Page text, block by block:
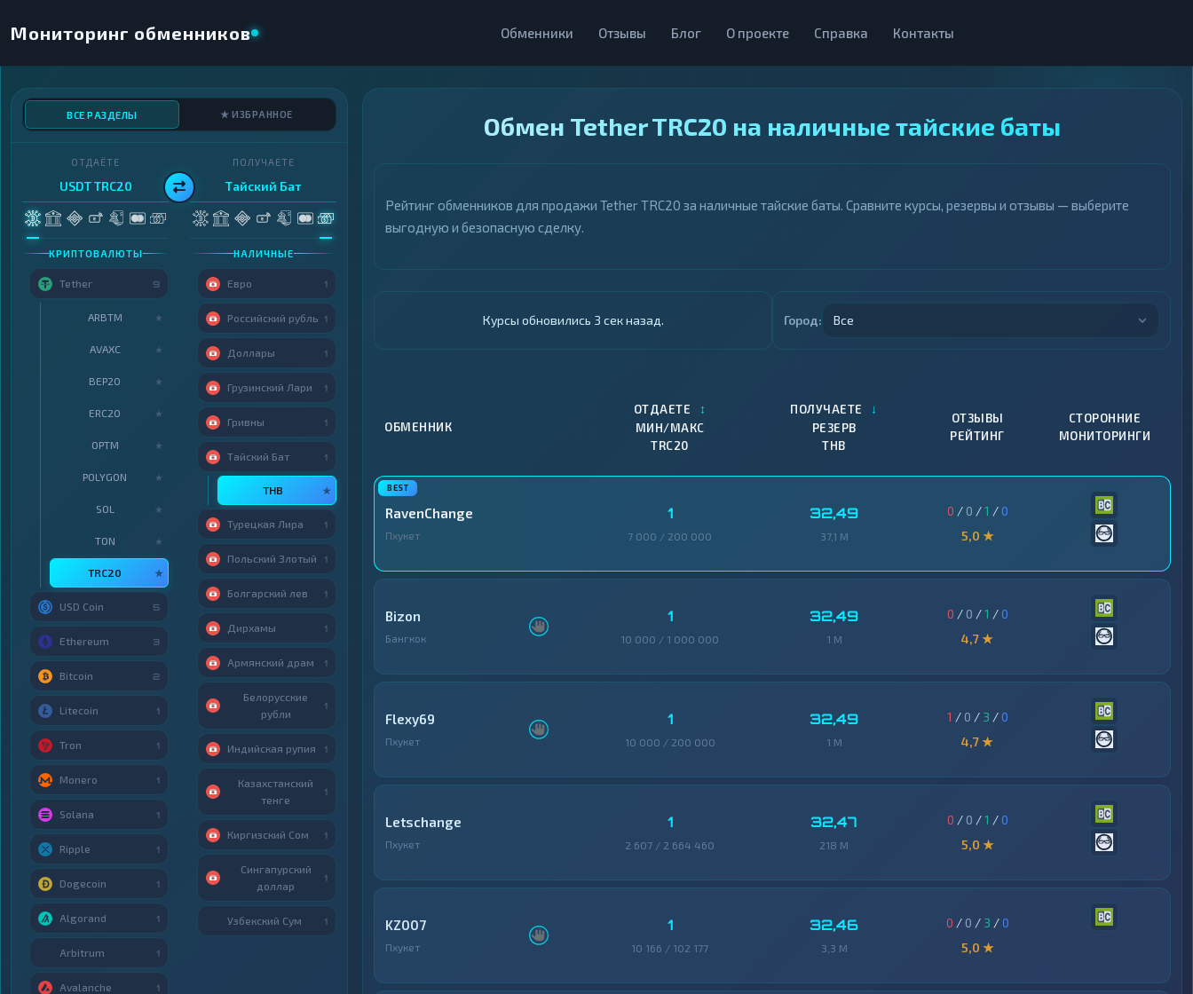
Мониторинг обменников Обменники Отзывы Блог О проекте Справка Контакты
Обмен Tether TRC20 на наличные тайские баты
Рейтинг обменников для продажи Tether TRC20 за наличные тайские баты. Сравните курсы, резервы и отзывы — выберите
выгодную и безопасную сделку.
Курсы обновились 4 сек назад. Город: Все
ОБМЕННИК
ОТДАЕТЕ ↕
МИН/МАКС
TRC20
ПОЛУЧАЕТЕ ↓
РЕЗЕРВ
THB
ОТЗЫВЫ
РЕЙТИНГ
СТОРОННИЕ
МОНИТОРИНГИ
RavenChange
Пхукет
1
7 000 / 200 000
32,49
37,1 M
0 / 0 /1 /0
5,0 ★
Bizon
Бангкок
1
10 000 / 1 000 000
32,49
1 M
0 / 0 /1 /0
4,7 ★
Flexy69
Пхукет
1
10 000 / 200 000
32,49
1 M
1 / 0 / 3 /0
4,7 ★
Letschange
Пхукет
1
2 607 / 2 664 460
32,47
218 M
0 / 0 /1 /0
5,0 ★
KZ007
Пхукет
1
10 166 / 102 177
32,46
3,3 M
0 / 0 / 3 /0
5,0 ★
ВСЕ РАЗДЕЛЫ ★ ИЗБРАННОЕ
ОТДАЁТЕ
USDT TRC20
КРИПТОВАЛЮТЫ
Tether 9
ARBTM ★
AVAXC ★
BEP20 ★
ERC20 ★
OPTM ★
POLYGON ★
SOL ★
TON ★
TRC20 ★
USD Coin 5
Ethereum 3
Bitcoin 2
Litecoin 1
Tron 1
Monero 1
Solana 1
Ripple 1
Dogecoin 1
Algorand 1
Arbitrum 1
Avalanche 1
ПОЛУЧАЕТЕ
Тайский Бат
НАЛИЧНЫЕ
Евро 1
Российский рубль 1
Доллары 1
Грузинский Лари 1
Гривны 1
Тайский Бат 1
THB ★
Турецкая Лира 1
Польский Злотый 1
Болгарский лев 1
Дирхамы 1
Армянский драм 1
Белорусские
рубли
1
Индийская рупия 1
Казахстанский
тенге
1
Киргизский Сом 1
Сингапурский
доллар
1
Узбекский Сум 1